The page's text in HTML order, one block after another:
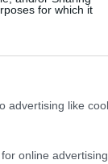
for which it
advertising like
online advertising